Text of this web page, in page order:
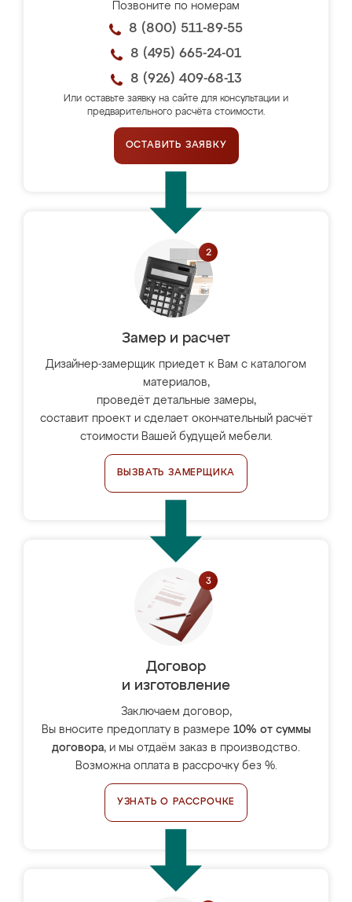
Позвоните по номерам
8 (800) 511-89-55
8 (495) 665-24-01
8 (926) 409-68-13
Или оставьте заявку на сайте для консультации и
предварительного расчёта стоимости.
ОСТАВИТЬ ЗАЯВКУ
Замер и расчет
Дизайнер-замерщик приедет к Вам с каталогом
материалов,
проведёт детальные замеры,
составит проект и сделает окончательный расчёт
стоимости Вашей будущей мебели.
ВЫЗВАТЬ ЗАМЕРЩИКА
Договор
и изготовление
Заключаем договор,
Вы вносите предоплату в размере 10% от суммы
договора, и мы отдаём заказ в производство.
Возможна оплата в рассрочку без %.
УЗНАТЬ О РАССРОЧКЕ